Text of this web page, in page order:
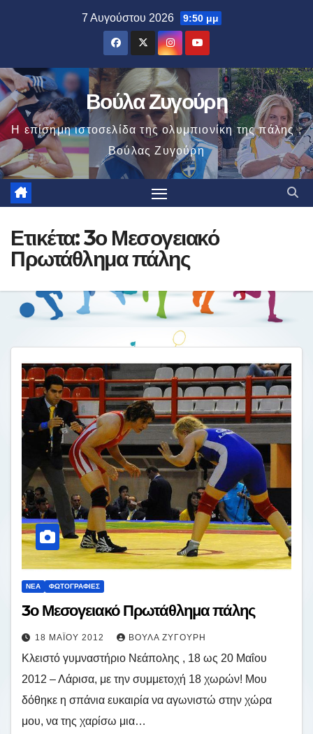
7 Αυγούστου 2026 9:50 μμ
Βούλα Ζυγούρη
Η επίσημη ιστοσελίδα της ολυμπιονίκη της πάλης ,
Βούλας Ζυγούρη
Ετικέτα:3ο Μεσογειακό
Πρωτάθλημα πάλης
ΝΈΑ ΦΩΤΟΓΡΑΦΊΕΣ
3ο Μεσογειακό Πρωτάθλημα πάλης
18 ΜΑΪ́ΟΥ 2012 ΒΟΎΛΑ ΖΥΓΟΎΡΗ
Κλειστό γυμναστήριο Νεάπολης , 18 ως 20 Μαΐου
2012 – Λάρισα, με την συμμετοχή 18 χωρών! Μου
δόθηκε η σπάνια ευκαιρία να αγωνιστώ στην χώρα
μου, να της χαρίσω μια…